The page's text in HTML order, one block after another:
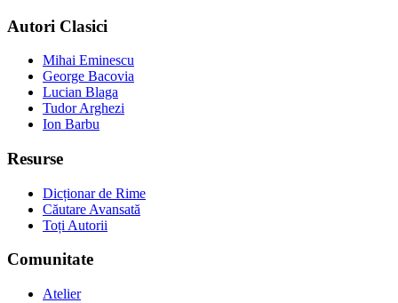
Autori Clasici
Mihai Eminescu
George Bacovia
Lucian Blaga
Tudor Arghezi
Ion Barbu
Resurse
Dicționar de Rime
Căutare Avansată
Toți Autorii
Comunitate
Atelier